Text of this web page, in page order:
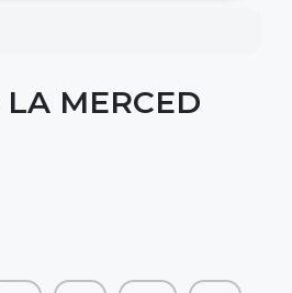
MERCED